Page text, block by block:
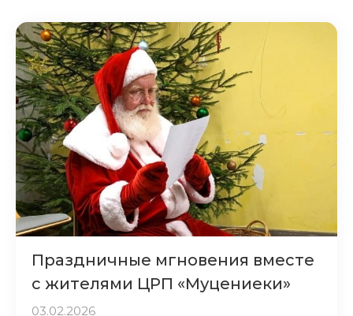
Праздничные мгновения вместе
с жителями ЦРП «Муцениеки»
03.02.2026